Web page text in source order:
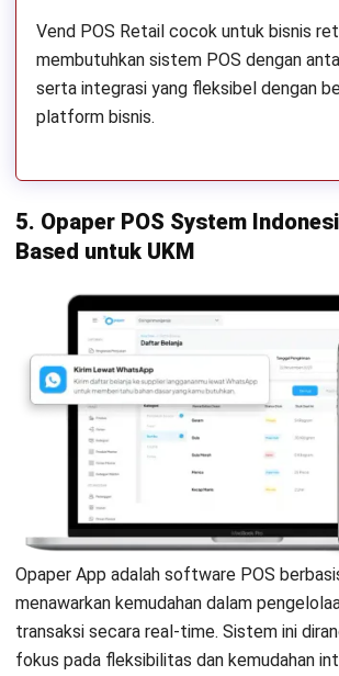
Vend POS Retail cocok untuk bisnis
membutuhkan sistem POS dengan
serta integrasi yang fleksibel dengan
platform bisnis.
5. Opaper POS System
Based untuk UKM
Opaper App adalah software POS
menawarkan kemudahan dalam
transaksi secara real-time. Sistem ini
fokus pada fleksibilitas dan kemudahan